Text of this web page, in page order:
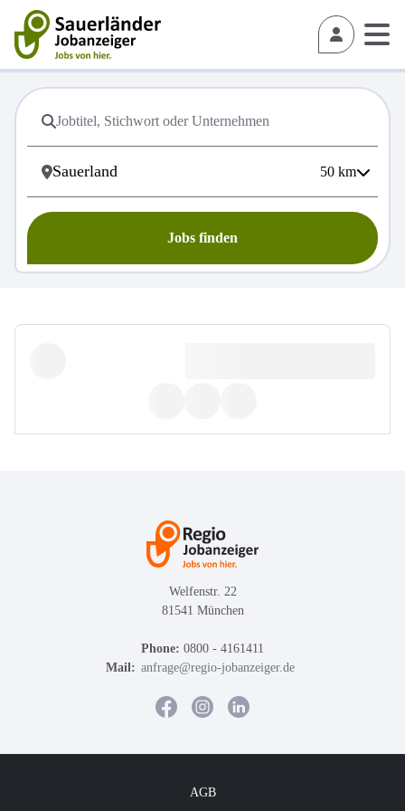
50 km
Jobs finden
Welfenstr. 22
81541 München
Phone: 0800 - 4161411
Mail: anfrage@regio-jobanzeiger.de
AGB